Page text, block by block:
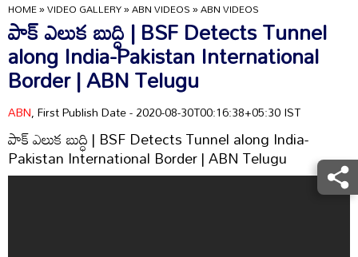
HOME»VIDEO GALLERY»ABN VIDEOS»ABN VIDEOS
పాక్‌ ఎలుక బుద్ధి | BSF Detects Tunnel
along India-Pakistan International
Border | ABN Telugu
ABN, First Publish Date - 2020-08-30T00:16:38+05:30 IST
పాక్‌ ఎలుక బుద్ధి | BSF Detects Tunnel along India-
Pakistan International Border | ABN Telugu